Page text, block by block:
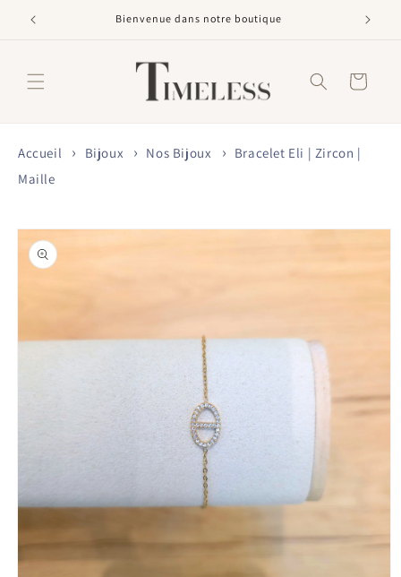
passer
Bienvenue dans notre boutique
Panier
Accueil Bijoux Nos Bijoux
Bracelet Eli | Zircon |
Maille
Passer aux
informations
produits